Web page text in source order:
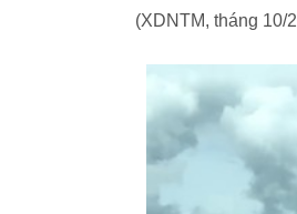
(XDNTM, tháng 10/